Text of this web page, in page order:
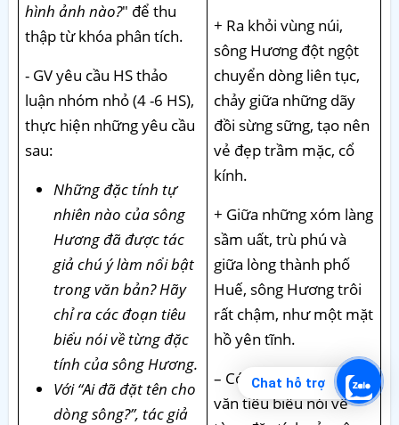
hình ảnh nào?" để thu
thập từ khóa phân tích.
- GV yêu cầu HS thảo
luận nhóm nhỏ (4 -6 HS),
thực hiện những yêu cầu
sau:
Những đặc tính tự
nhiên nào của sông
Hương đã được tác
giả chú ý làm nổi bật
trong văn bản? Hãy
chỉ ra các đoạn tiêu
biểu nói về từng đặc
tính của sông Hương.
Với “Ai đã đặt tên cho
dòng sông?”, tác giả
+ Ra khỏi vùng núi,
sông Hương đột ngột
chuyển dòng liên tục,
chảy giữa những dãy
đồi sừng sững, tạo nên
vẻ đẹp trầm mặc, cổ
kính.
+ Giữa những xóm làng
sầm uất, trù phú và
giữa lòng thành phố
Huế, sông Hương trôi
rất chậm, như một mặt
hồ yên tĩnh.
– Có thể nêu hai đoạn
văn tiêu biểu nói về
Chat hỗ trợ